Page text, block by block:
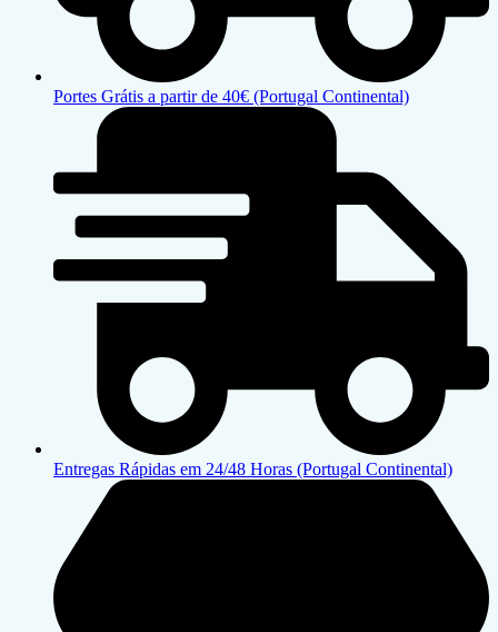
Portes Grátis a partir de 40€ (Portugal Continental)
Entregas Rápidas em 24/48 Horas (Portugal Continental)